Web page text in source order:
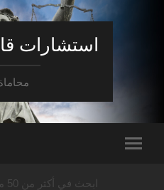
استشارات
ابحث في أكثر من 50 مليون معلومة قانونية